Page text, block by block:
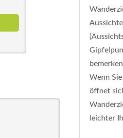
Wenn
öffnet
leichter